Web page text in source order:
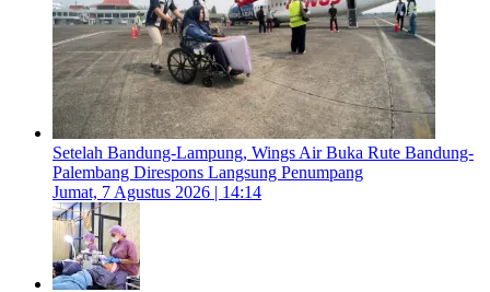
Setelah Bandung-Lampung, Wings Air Buka Rute Bandung-
Palembang Direspons Langsung Penumpang
Jumat, 7 Agustus 2026 | 14:14